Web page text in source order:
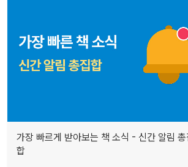
가장 빠르게 받아보는 책 소식 - 신간 알림 총
합